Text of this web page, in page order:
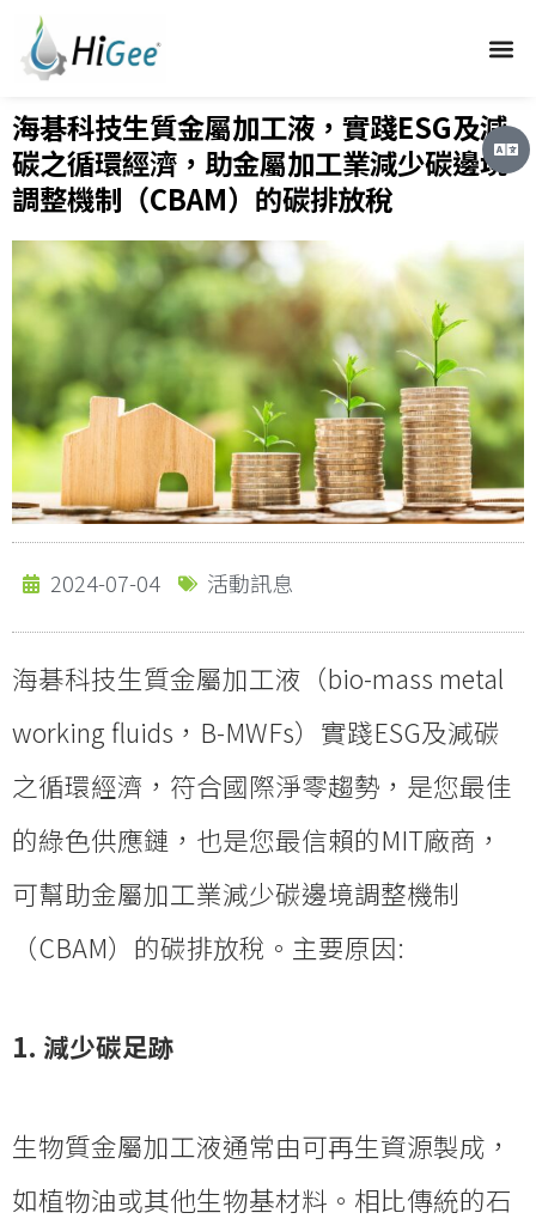
海碁科技生質金屬加工液，實踐ESG及減
碳之循環經濟，助金屬加工業減少碳邊境
調整機制（CBAM）的碳排放稅
2024-07-04 活動訊息
海碁科技生質金屬加工液（bio-mass metal
working fluids，B-MWFs）實踐ESG及減碳
之循環經濟，符合國際淨零趨勢，是您最佳
的綠色供應鏈，也是您最信賴的MIT廠商，
可幫助金屬加工業減少碳邊境調整機制
（CBAM）的碳排放稅。主要原因:
1. 減少碳足跡
生物質金屬加工液通常由可再生資源製成，
如植物油或其他生物基材料。相比傳統的石